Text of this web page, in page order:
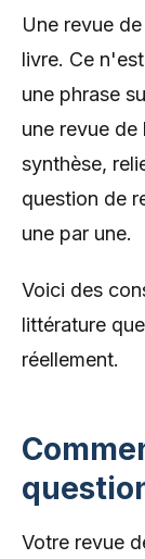
Une revue
livre. Ce
une phrase
une revue
synthèse,
question de
une par une.
Voici des
littérature
réellement.
Votre revue